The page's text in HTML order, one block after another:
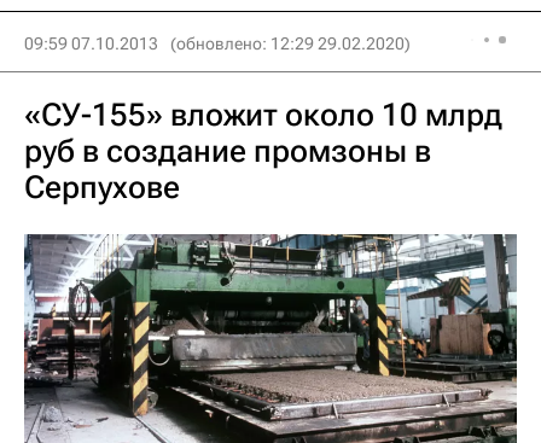
09:59 07.10.2013 (обновлено: 12:29 29.02.2020)
«СУ-155» вложит около 10 млрд
руб в создание промзоны в
Серпухове